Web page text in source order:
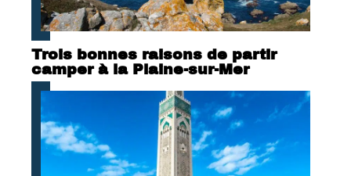
Trois bonnes raisons de partir
camper à la Plaine-sur-Mer